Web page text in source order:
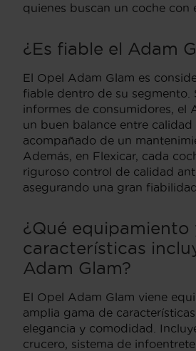
quienes buscan un coche con
¿Es fiable el Adam
El Opel Adam Glam es
fiable dentro de su segmento.
informes de consumidores, el
un buen balance entre calidad
acompañado de un
Además, en Flexicar, cada
riguroso control de calidad
asegurando una gran fiabilidad.
¿Qué equipamiento
características
Adam Glam?
El Opel Adam Glam viene
amplia gama de
elegancia y comodidad.
crucero, sistema de